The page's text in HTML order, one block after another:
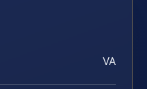
VA